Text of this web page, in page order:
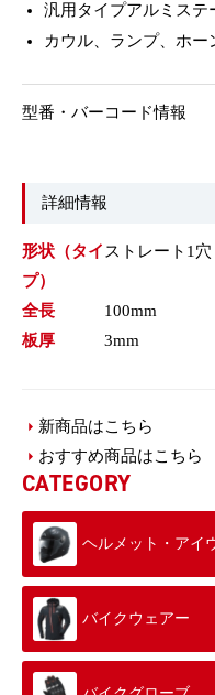
汎用タイプアルミステ
カウル、ランプ、ホ
型番・バーコード情報
詳細情報
形状（タイ
プ）
ストレート1穴
全長
100mm
板厚
3mm
新商品はこちら
おすすめ商品はこちら
CATEGORY
ヘルメット・アイ
バイクウェアー